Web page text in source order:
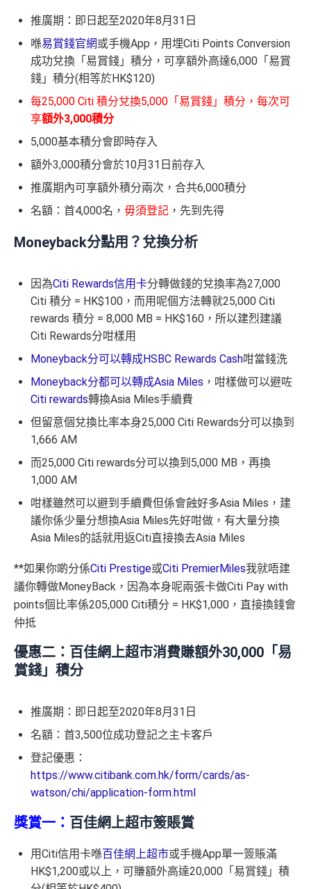
推廣期：即日起至2020年8月31日
喺易賞錢官網或手機App，用埋Citi Points Conversion
成功兌換「易賞錢」積分，可享額外高達6,000「易賞
錢」積分(相等於HK$120)
每25,000 Citi 積分兌換5,000「易賞錢」積分，每次可
享額外3,000積分
5,000基本積分會即時存入
額外3,000積分會於10月31日前存入
推廣期內可享額外積分兩次，合共6,000積分
名額：首4,000名， 毋須登記 ，先到先得
Moneyback分點用？兌換分析
因為Citi Rewards信用卡分轉做錢的兌換率為27,000
Citi 積分 = HK$100，而用呢個方法轉就25,000 Citi
rewards 積分 = 8,000 MB = HK$160，所以建烈建議
Citi Rewards分咁樣用
Moneyback分可以轉成HSBC Rewards Cash咁當錢洗
Moneyback分都可以轉成Asia Miles ，咁樣做可以避咗
Citi rewards轉換Asia Miles手續費
但留意個兌換比率本身25,000 Citi Rewards分可以換到
1,666 AM
而25,000 Citi rewards分可以換到5,000 MB，再換
1,000 AM
咁樣雖然可以避到手續費但係會蝕好多Asia Miles，建
議你係少量分想換Asia Miles先好咁做，有大量分換
Asia Miles的話就用返Citi直接換去Asia Miles
**如果你啲分係Citi Prestige或Citi PremierMiles我就唔建
議你轉做MoneyBack，因為本身呢兩張卡做Citi Pay with
points個比率係205,000 Citi積分 = HK$1,000，直接換錢會
仲抵
優惠二：百佳網上超市消費賺額外30,000「易
賞錢」積分
推廣期：即日起至2020年8月31日
名額：首3,500位成功登記之主卡客戶
登記優惠：
https://www.citibank.com.hk/form/cards/as-
watson/chi/application-form.html
獎賞一： 百佳網上超市簽賬賞
用Citi信用卡喺百佳網上超市或手機App單一簽賬滿
HK$1,200或以上，可賺額外高達20,000「易賞錢」積